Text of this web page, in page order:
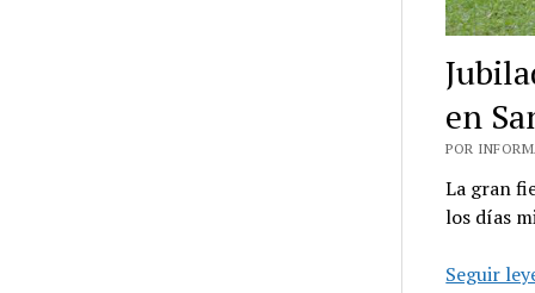
en
POR
La gran
los días
Seguir